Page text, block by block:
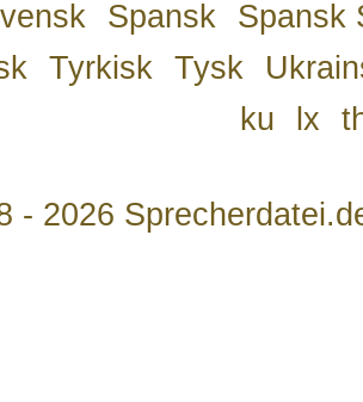
Spansk
Spansk
Tyrkisk Tysk
ku
lx
- 2026